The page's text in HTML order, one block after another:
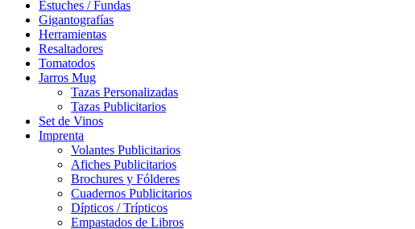
Estuches / Fundas
Gigantografías
Herramientas
Resaltadores
Tomatodos
Jarros Mug
Tazas Personalizadas
Tazas Publicitarios
Set de Vinos
Imprenta
Volantes Publicitarios
Afiches Publicitarios
Brochures y Fólderes
Cuadernos Publicitarios
Dípticos / Trípticos
Empastados de Libros